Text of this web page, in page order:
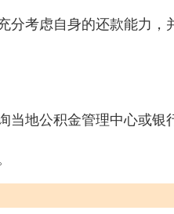
分考虑自身的还款能力，
当地公积金管理中心或银